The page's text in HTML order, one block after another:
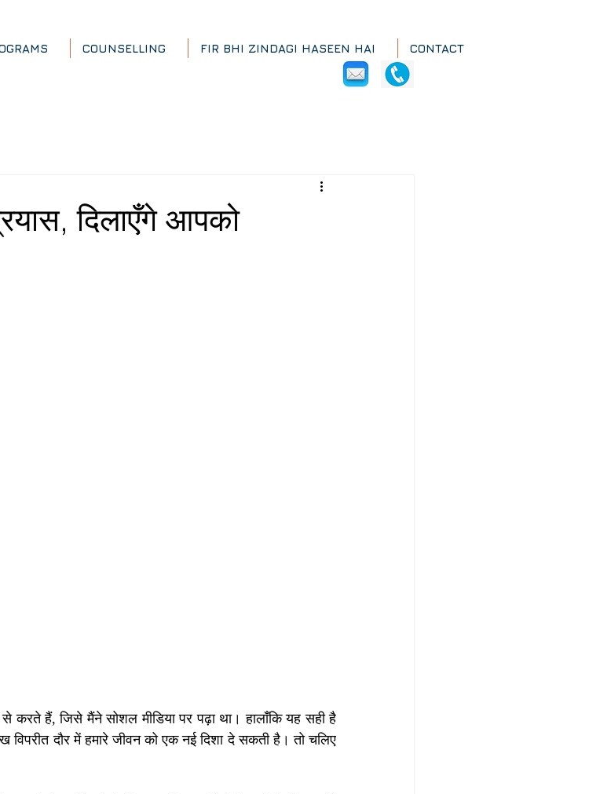
COUNSELLING FIR BHI ZINDAGI HASEEN HAI CONTACT
दिलाएँगे आपको
हैं, जिसे मैंने सोशल मीडिया पर पढ़ा था। हालाँकि यह सही है
विपरीत दौर में हमारे जीवन को एक नई दिशा दे सकती है। तो चलिए